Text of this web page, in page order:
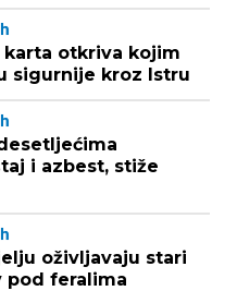
h
karta otkriva kojim
sigurnije kroz Istru
h
i azbest, stiže
h
oživljavaju stari
pod feralima